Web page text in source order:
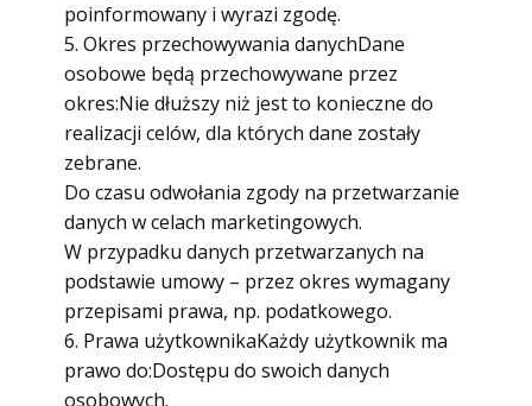
poinformowany i wyrazi zgodę.
5. Okres przechowywania danychDane
osobowe będą przechowywane przez
okres:Nie dłuższy niż jest to konieczne do
realizacji celów, dla których dane zostały
zebrane.
Do czasu odwołania zgody na przetwarzanie
danych w celach marketingowych.
W przypadku danych przetwarzanych na
podstawie umowy – przez okres wymagany
przepisami prawa, np. podatkowego.
6. Prawa użytkownikaKażdy użytkownik ma
prawo do:Dostępu do swoich danych
osobowych.